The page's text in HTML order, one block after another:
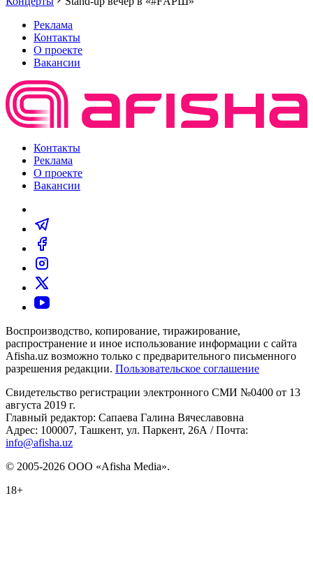
Реклама
Контакты
О проекте
Вакансии
Контакты
Реклама
О проекте
Вакансии
Воспроизводство, копирование, тиражирование,
распространение и иное использование информации с сайта
Afisha.uz возможно только с предварительного письменного
разрешения редакции. Пользовательское соглашение
Свидетельство регистрации электронного СМИ №0400 от 13
августа 2019 г.
Главный редактор: Сапаева Галина Вячеславовна
Адрес: 100007, Ташкент, ул. Паркент, 26А / Почта:
info@afisha.uz
© 2005-2026 ООО «Afisha Media».
18+